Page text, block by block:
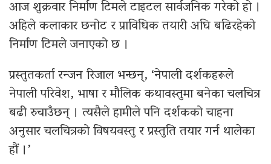
आज शुक्रवार निर्माण टिमले टाइटल सार्वजनिक गरेको हो ।
अहिले कलाकार छनोट र प्राविधिक तयारी अघि बढिरहेको
निर्माण टिमले जनाएको छ ।
प्रस्तुतकर्ता रन्जन रिजाल भन्छन्, ‘नेपाली दर्शकहरूले
नेपाली परिवेश, भाषा र मौलिक कथावस्तुमा बनेका चलचित्र
बढी रुचाउँछन् । त्यसैले हामीले पनि दर्शकको चाहना
अनुसार चलचित्रको विषयवस्तु र प्रस्तुति तयार गर्न थालेका
हौं ।’